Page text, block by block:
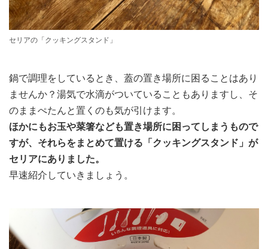
セリアの「クッキングスタンド」
鍋で調理をしているとき、蓋の置き場所に困ることはあり
ませんか？湯気で水滴がついていることもありますし、そ
のままぺたんと置くのも気が引けます。
ほかにもお玉や菜箸なども置き場所に困ってしまうもので
すが、それらをまとめて置ける「クッキングスタンド」が
セリアにありました。
早速紹介していきましょう。